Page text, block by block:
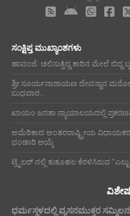
ಸಂಕ್ಷಿಪ್ತ ಮುಖ್ಯಾಂಶಗಳು
ಹಾವಂಜೆ: ಚಲಿಸುತ್ತಿದ್ದ ಕಾರಿನ ಮೇಲೆ ಬಿದ್ದ
ಶ್ರೀ ಸೂರ್ಯನಾರಾಯಣ ದೇವಸ್ಥಾನ
ಬುಧವಾರ...
ಖಾಯಂ ಜನತಾ ನ್ಯಾಯಾಲಯದಲ್ಲಿ
ಅಮೆರಿಕಾದ ಅಂತರರಾಷ್ಟ್ರೀಯ
ಭಂಡಾರಿ ಆಯ್ಕೆ
ಟ್ರೈಲರ್ ನಲ್ಲಿ ಕುತೂಹಲ ಕೆರಳಿಸಿರುವ “ಎಲ್ಟು
ಧರ್ಮಸ್ಥಳದಲ್ಲಿ ವ್ಯಸನಮುಕ್ತರ